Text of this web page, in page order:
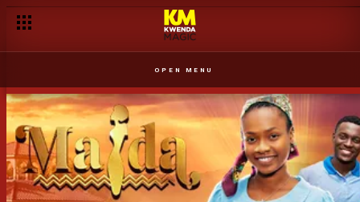
OPEN MENU